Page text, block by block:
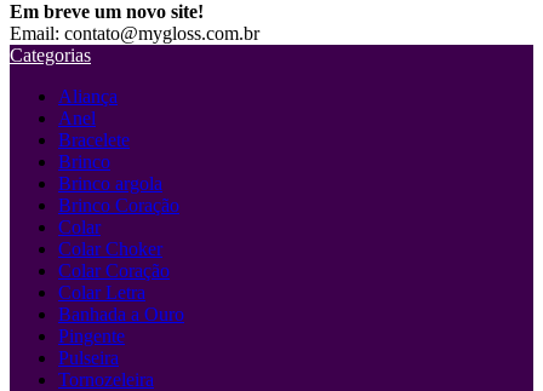
Em breve um novo site!
Email: contato@mygloss.com.br
Categorias
Aliança
Anel
Bracelete
Brinco
Brinco argola
Brinco Coração
Colar
Colar Choker
Colar Coração
Colar Letra
Banhada a Ouro
Pingente
Pulseira
Tornozeleira